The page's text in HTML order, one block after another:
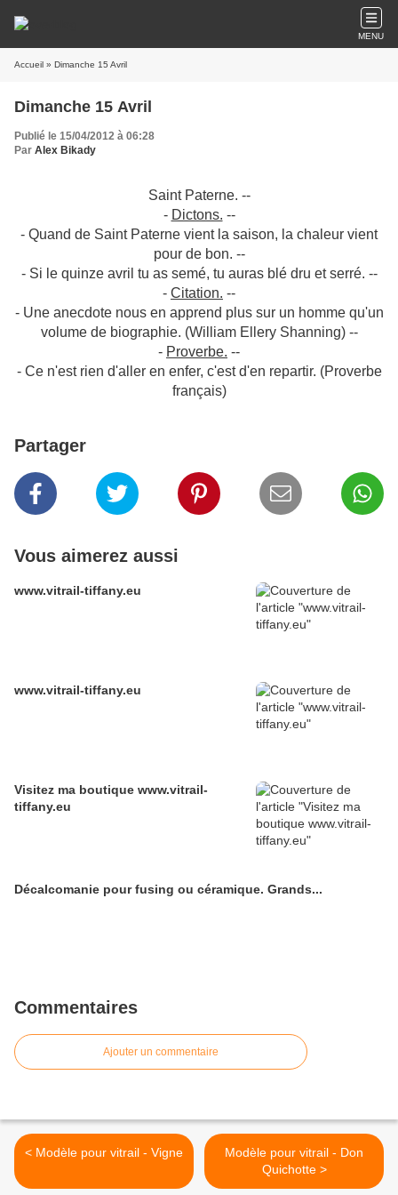
MENU
Accueil » Dimanche 15 Avril
Dimanche 15 Avril
Publié le 15/04/2012 à 06:28
Par Alex Bikady
Saint Paterne. --
- Dictons. --
- Quand de Saint Paterne vient la saison, la chaleur vient
pour de bon. --
- Si le quinze avril tu as semé, tu auras blé dru et serré. --
- Citation. --
- Une anecdote nous en apprend plus sur un homme qu'un
volume de biographie. (William Ellery Shanning) --
- Proverbe. --
- Ce n'est rien d'aller en enfer, c'est d'en repartir. (Proverbe
français)
Partager
Vous aimerez aussi
www.vitrail-tiffany.eu
www.vitrail-tiffany.eu
Visitez ma boutique www.vitrail-
tiffany.eu
Décalcomanie pour fusing ou céramique. Grands...
Commentaires
Ajouter un commentaire
< Modèle pour vitrail - Vigne
Modèle pour vitrail - Don
Quichotte >